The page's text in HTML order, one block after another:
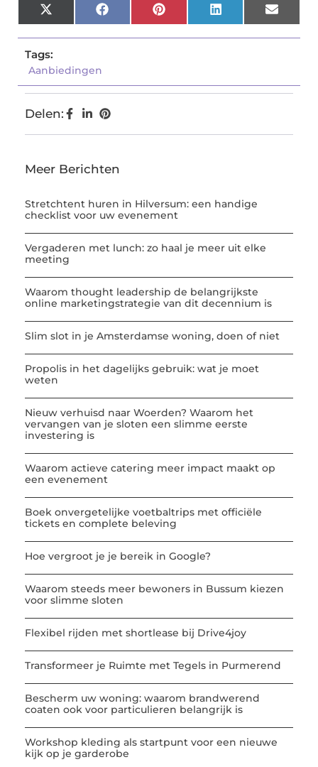
X
(Twitter)
FacebookPinterestLinkedInEmail
Tags:
Aanbiedingen
Delen:
Meer Berichten
Stretchtent huren in Hilversum: een handige
checklist voor uw evenement
Vergaderen met lunch: zo haal je meer uit elke
meeting
Waarom thought leadership de belangrijkste
online marketingstrategie van dit decennium is
Slim slot in je Amsterdamse woning, doen of niet
Propolis in het dagelijks gebruik: wat je moet
weten
Nieuw verhuisd naar Woerden? Waarom het
vervangen van je sloten een slimme eerste
investering is
Waarom actieve catering meer impact maakt op
een evenement
Boek onvergetelijke voetbaltrips met officiële
tickets en complete beleving
Hoe vergroot je je bereik in Google?
Waarom steeds meer bewoners in Bussum kiezen
voor slimme sloten
Flexibel rijden met shortlease bij Drive4joy
Transformeer je Ruimte met Tegels in Purmerend
Bescherm uw woning: waarom brandwerend
coaten ook voor particulieren belangrijk is
Workshop kleding als startpunt voor een nieuwe
kijk op je garderobe